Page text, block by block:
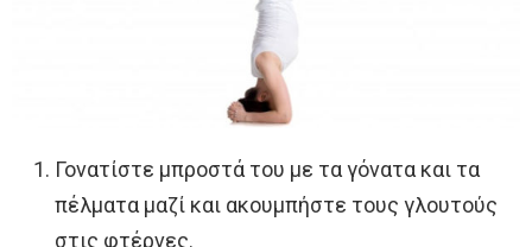
Γονατίστε μπροστά του με τα γόνατα και τα
πέλματα μαζί και ακουμπήστε τους γλουτούς
στις φτέρνες.